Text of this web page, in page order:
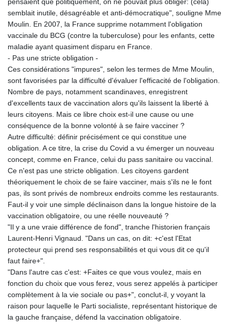
pensaient que politiquement, on ne pouvait plus obliger: (cela)
semblait inutile, désagréable et anti-démocratique", souligne Mme
Moulin. En 2007, la France supprime notamment l'obligation
vaccinale du BCG (contre la tuberculose) pour les enfants, cette
maladie ayant quasiment disparu en France.
- Pas une stricte obligation -
Ces considérations "impures", selon les termes de Mme Moulin,
sont favorisées par la difficulté d'évaluer l'efficacité de l'obligation.
Nombre de pays, notamment scandinaves, enregistrent
d'excellents taux de vaccination alors qu'ils laissent la liberté à
leurs citoyens. Mais ce libre choix est-il une cause ou une
conséquence de la bonne volonté à se faire vacciner ?
Autre difficulté: définir précisément ce qui constitue une
obligation. A ce titre, la crise du Covid a vu émerger un nouveau
concept, comme en France, celui du pass sanitaire ou vaccinal.
Ce n'est pas une stricte obligation. Les citoyens gardent
théoriquement le choix de se faire vacciner, mais s'ils ne le font
pas, ils sont privés de nombreux endroits comme les restaurants.
Faut-il y voir une simple déclinaison dans la longue histoire de la
vaccination obligatoire, ou une réelle nouveauté ?
"Il y a une vraie différence de fond", tranche l'historien français
Laurent-Henri Vignaud. "Dans un cas, on dit: +c'est l'Etat
protecteur qui prend ses responsabilités et qui vous dit ce qu'il
faut faire+".
"Dans l'autre cas c'est: +Faites ce que vous voulez, mais en
fonction du choix que vous ferez, vous serez appelés à participer
complètement à la vie sociale ou pas+", conclut-il, y voyant la
raison pour laquelle le Parti socialiste, représentant historique de
la gauche française, défend la vaccination obligatoire.